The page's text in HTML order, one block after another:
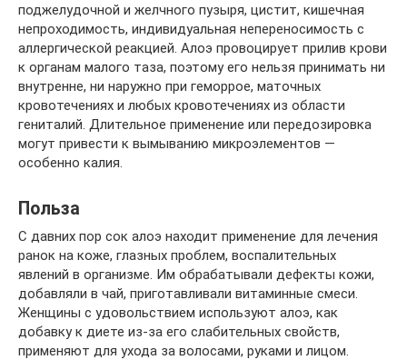
поджелудочной и желчного пузыря, цистит, кишечная
непроходимость, индивидуальная непереносимость с
аллергической реакцией. Алоэ провоцирует прилив крови
к органам малого таза, поэтому его нельзя принимать ни
внутренне, ни наружно при геморрое, маточных
кровотечениях и любых кровотечениях из области
гениталий. Длительное применение или передозировка
могут привести к вымыванию микроэлементов —
особенно калия.
Польза
С давних пор сок алоэ находит применение для лечения
ранок на коже, глазных проблем, воспалительных
явлений в организме. Им обрабатывали дефекты кожи,
добавляли в чай, приготавливали витаминные смеси.
Женщины с удовольствием используют алоэ, как
добавку к диете из-за его слабительных свойств,
применяют для ухода за волосами, руками и лицом.